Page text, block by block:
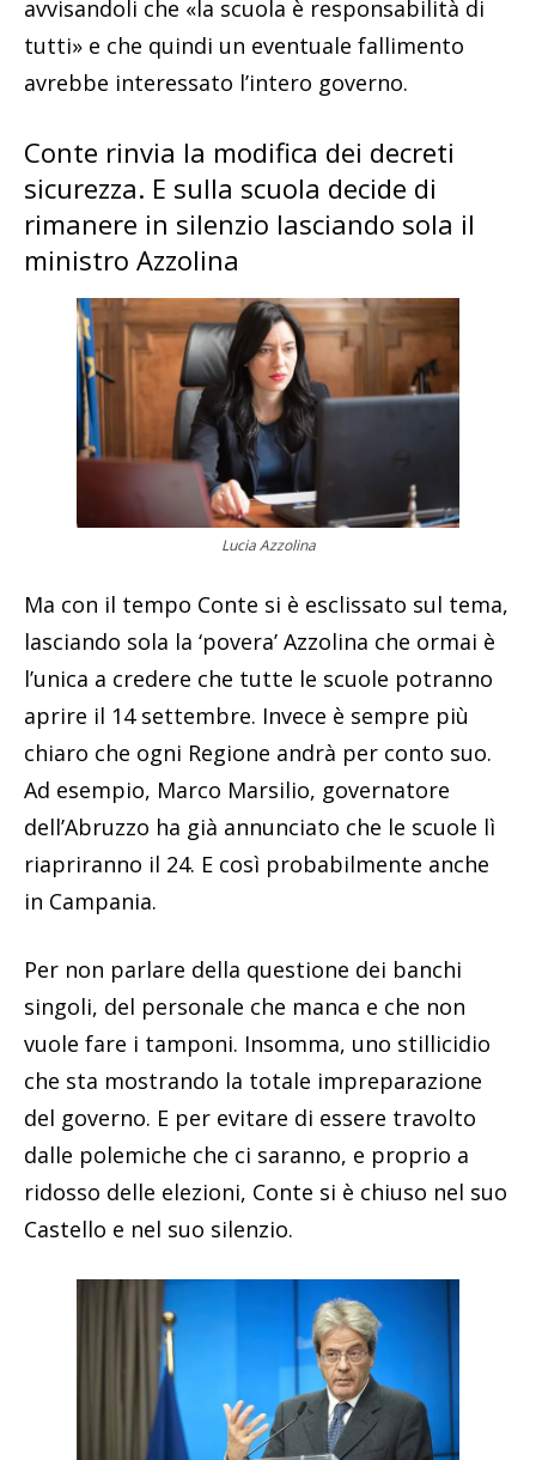
avvisandoli che «la scuola è responsabilità di
tutti» e che quindi un eventuale fallimento
avrebbe interessato l’intero governo.
Conte rinvia la modifica dei decreti
sicurezza. E sulla scuola decide di
rimanere in silenzio lasciando sola il
ministro Azzolina
Lucia Azzolina
Ma con il tempo Conte si è esclissato sul tema,
lasciando sola la ‘povera’ Azzolina che ormai è
l’unica a credere che tutte le scuole potranno
aprire il 14 settembre. Invece è sempre più
chiaro che ogni Regione andrà per conto suo.
Ad esempio, Marco Marsilio, governatore
dell’Abruzzo ha già annunciato che le scuole lì
riapriranno il 24. E così probabilmente anche
in Campania.
Per non parlare della questione dei banchi
singoli, del personale che manca e che non
vuole fare i tamponi. Insomma, uno stillicidio
che sta mostrando la totale impreparazione
del governo. E per evitare di essere travolto
dalle polemiche che ci saranno, e proprio a
ridosso delle elezioni, Conte si è chiuso nel suo
Castello e nel suo silenzio.